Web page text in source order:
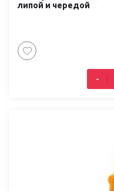
липой и чередой
-